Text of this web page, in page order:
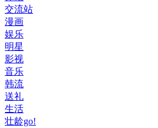
交流站
漫画
娱乐
明星
影视
音乐
韩流
送礼
生活
壮龄go!